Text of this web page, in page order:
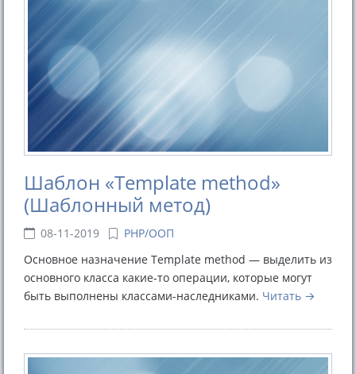
Шаблон «Template method»
(Шаблонный метод)
08-11-2019
PHP/ООП
Основное назначение Template method — выделить из
основного класса какие-то операции, которые могут
быть выполнены классами-наследниками. Читать